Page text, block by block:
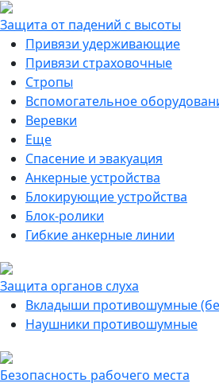
Защита от падений с высоты
Привязи удерживающие
Привязи страховочные
Стропы
Вспомогательное
Веревки
Еще
Спасение и эвакуация
Анкерные устройства
Блокирующие устройства
Блок-ролики
Гибкие анкерные линии
Защита органов слуха
Вкладыши противошумные
Наушники противошумные
Безопасность рабочего места